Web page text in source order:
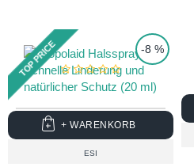
TOP PRICE -8 %
ESI
+ WARENKORB